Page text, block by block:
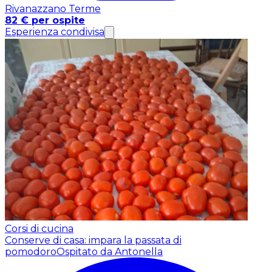
Rivanazzano Terme
82 € per ospite
Esperienza condivisa
Corsi di cucina
Conserve di casa: impara la passata di
pomodoroOspitato da Antonella